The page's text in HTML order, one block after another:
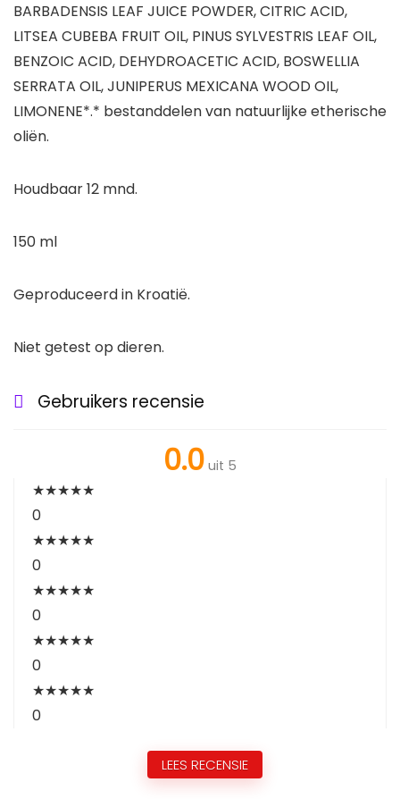
BARBADENSIS LEAF JUICE POWDER, CITRIC ACID,
LITSEA CUBEBA FRUIT OIL, PINUS SYLVESTRIS LEAF OIL,
BENZOIC ACID, DEHYDROACETIC ACID, BOSWELLIA
SERRATA OIL, JUNIPERUS MEXICANA WOOD OIL,
LIMONENE*.* bestanddelen van natuurlijke etherische
oliën.
Houdbaar 12 mnd.
150 ml
Geproduceerd in Kroatië.
Niet getest op dieren.
Gebruikers recensie
0.0 uit 5
★★★★★
0
★★★★★
0
★★★★★
0
★★★★★
0
★★★★★
0
LEES RECENSIE